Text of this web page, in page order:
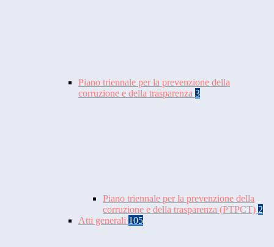
Piano triennale per la prevenzione della
corruzione e della trasparenza 3
Piano triennale per la prevenzione della
corruzione e della trasparenza (PTPCT) 2
Atti generali 105